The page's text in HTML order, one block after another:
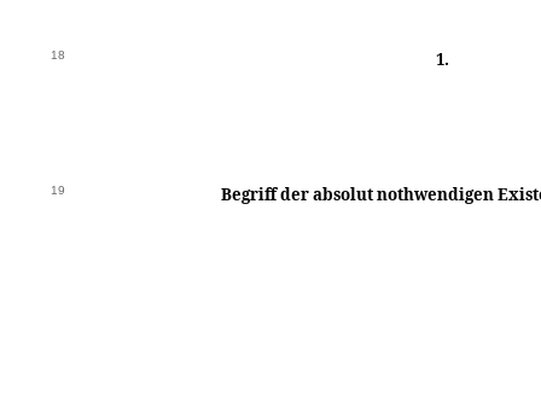
18 1.
19 Begriff der absolut nothwendigen